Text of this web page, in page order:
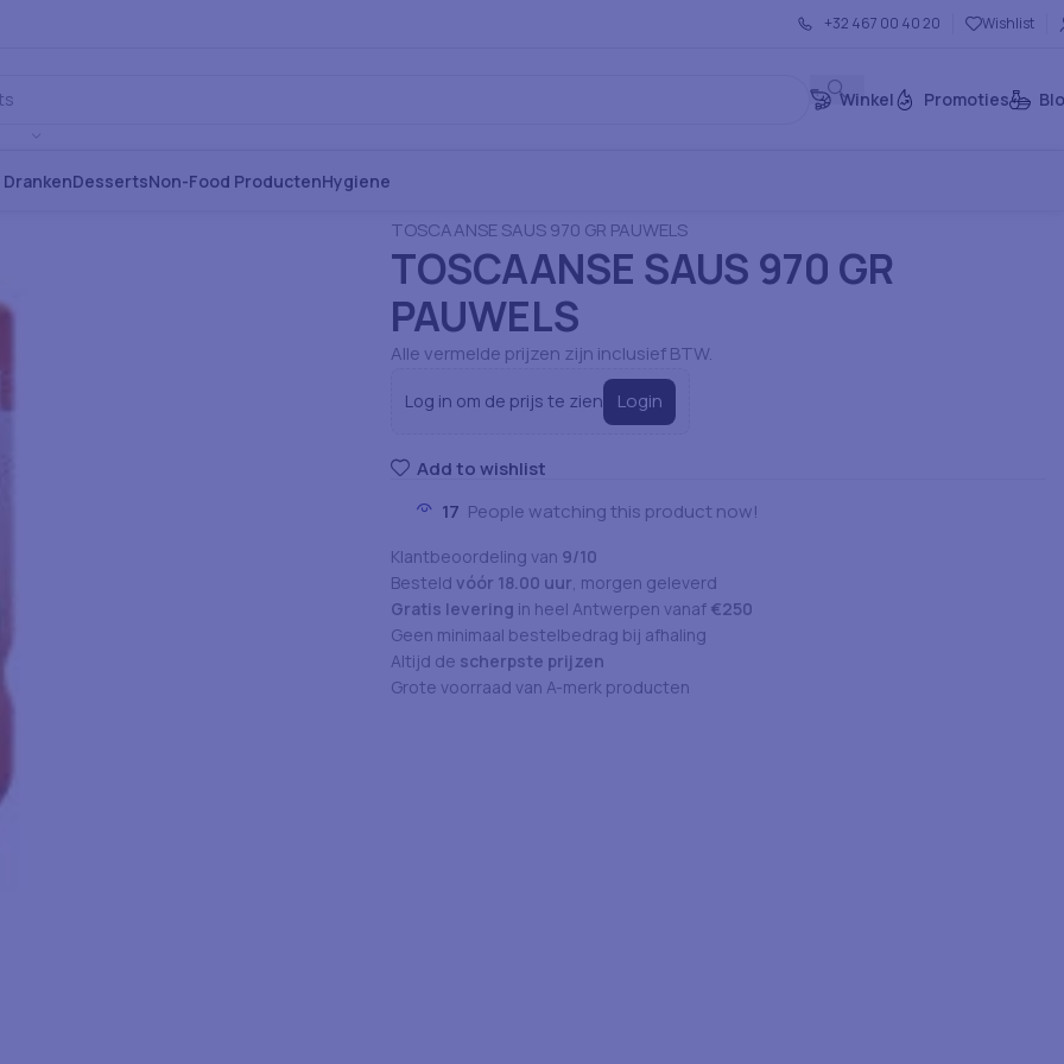
+32 467 00 40 20 Wishlist
Winkel Promoties
DessertsNon-Food ProductenHygiene
TOSCAANSE SAUS 970 GR PAUWELS
TOSCAANSE SAUS 970 GR
PAUWELS
Alle vermelde prijzen zijn inclusief BTW.
Log in om de prijs te zien Login
Add to wishlist
17 People watching this product now!
Klantbeoordeling van 9/10
Besteld vóór 18.00 uur, morgen geleverd
Gratis levering in heel Antwerpen vanaf €250
Geen minimaal bestelbedrag bij afhaling
Altijd de scherpste prijzen
Grote voorraad van A-merk producten